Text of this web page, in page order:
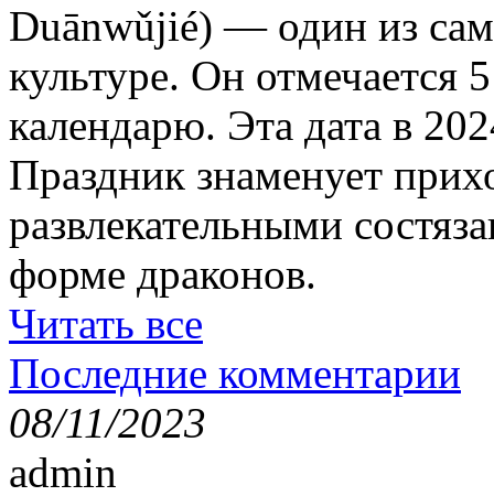
Duānwǔjié) — один из
культуре. Он отмечается
календарю. Эта дата в
Праздник знаменует
развлекательными
форме драконов.
Читать все
Последние комментарии
08/11/2023
admin